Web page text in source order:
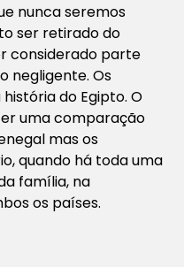
nunca seremos
ser retirado do
considerado parte
negligente. Os
do Egipto. O
uma comparação
mas os
quando há toda uma
família, na
os países.